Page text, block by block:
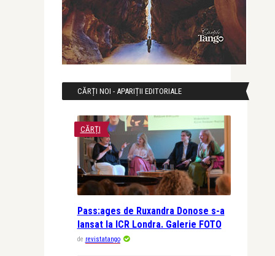
CĂRȚI NOI - APARIȚII EDITORIALE
CĂRȚI
Pass:ages de Ruxandra Donose s-a
lansat la ICR Londra. Galerie FOTO
de revistatango